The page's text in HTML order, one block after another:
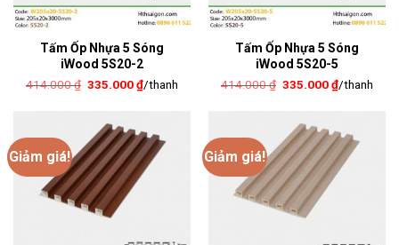
Tấm Ốp Nhựa 5 Sóng
iWood 5S20-2
414.000₫ Giá
335.000₫Giá
335.000 ₫.
/thanh
Tấm Ốp Nhựa 5 Sóng
iWood 5S20-5
414.000₫ Giá
335.000₫Giá
335.000 ₫.
/thanh
Giảm giá! Giảm giá!